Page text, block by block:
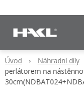
Úvod Náhradní díly
perlátorem na